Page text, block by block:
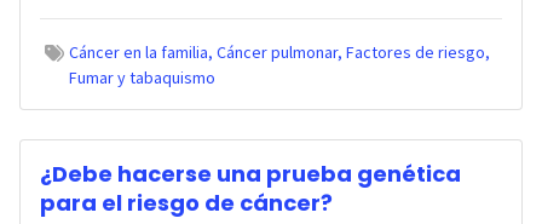
Cáncer en la familia Cáncer pulmonar Factores de riesgo
Fumar y tabaquismo
¿Debe hacerse una prueba genética
para el riesgo de cáncer?